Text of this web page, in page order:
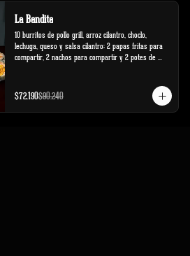
La Bandita
10 burritos de pollo grill, arroz cilantro, choclo,
lechuga, queso y salsa cilantro; 2 papas fritas para
compartir, 2 nachos para compartir y 2 potes de
$72.190$90.240